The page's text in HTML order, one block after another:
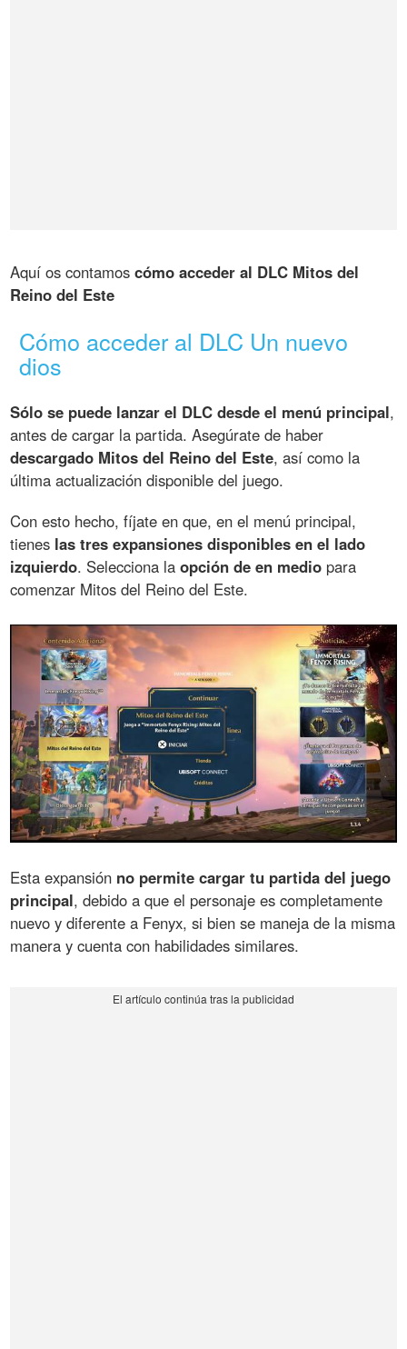
Aquí os contamoscómo acceder al DLC Mitos del
Reino del Este
Cómo acceder al DLC Un nuevo
dios
Sólo se puede lanzar el DLC desde el menú principal,
antes de cargar la partida. Asegúrate de haber
descargado Mitos del Reino del Este, así como la
última actualización disponible del juego.
Con esto hecho, fíjate en que, en el menú principal,
tienes las tres expansiones disponibles en el lado
izquierdo. Selecciona laopción de en medio para
comenzar Mitos del Reino del Este.
Esta expansión no permite cargar tu partida del juego
principal, debido a que el personaje es completamente
nuevo y diferente a Fenyx, si bien se maneja de la misma
manera y cuenta con habilidades similares.